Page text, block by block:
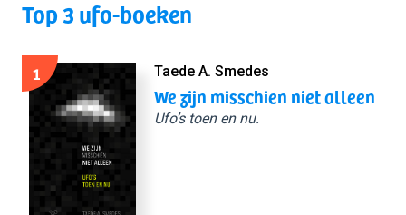
Top 3 ufo-boeken
1 Taede A. Smedes
We zijn misschien niet alleen
Ufo’s toen en nu.